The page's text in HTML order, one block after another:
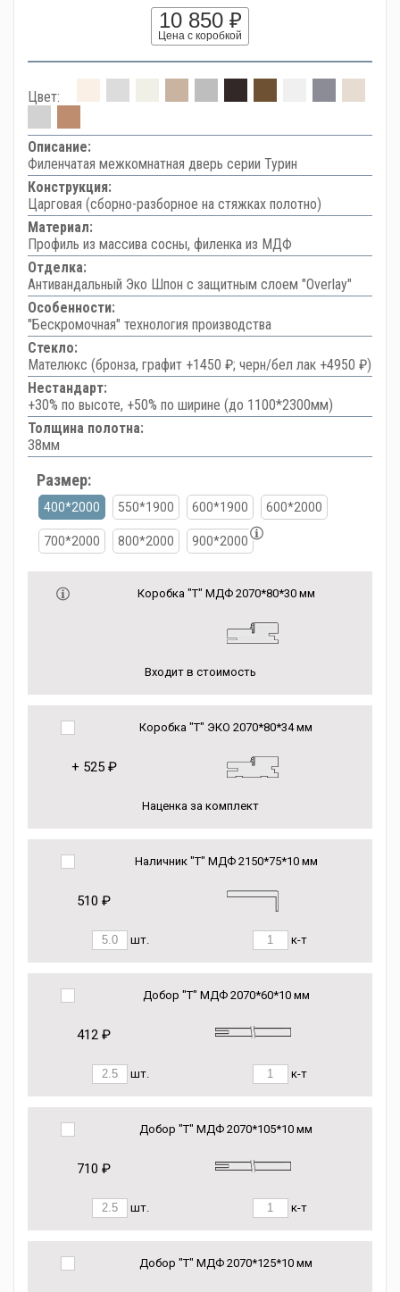
10 850 ₽
Цена с коробкой
Цвет:
Описание:
Филенчатая межкомнатная дверь серии Турин
Конструкция:
Царговая (сборно-разборное на стяжках полотно)
Материал:
Профиль из массива сосны, филенка из МДФ
Отделка:
Антивандальный Эко Шпон с защитным слоем "Overlay"
Особенности:
"Бескромочная" технология производства
Стекло:
Мателюкс (бронза, графит +1450 ₽; черн/бел лак +4950 ₽)
Нестандарт:
+30% по высоте, +50% по ширине (до 1100*2300мм)
Толщина полотна:
38мм
Размер:
400*2000 550*1900 600*1900 600*2000
700*2000 800*2000 900*2000
Коробка "Т" МДФ 2070*80*30 мм
Входит в стоимость
Коробка "Т" ЭКО 2070*80*34 мм
+ 525 ₽
Наценка за комплект
Наличник "Т" МДФ 2150*75*10 мм
510 ₽
шт. к-т
Добор "Т" МДФ 2070*60*10 мм
412 ₽
шт. к-т
Добор "Т" МДФ 2070*105*10 мм
710 ₽
шт. к-т
Добор "Т" МДФ 2070*125*10 мм